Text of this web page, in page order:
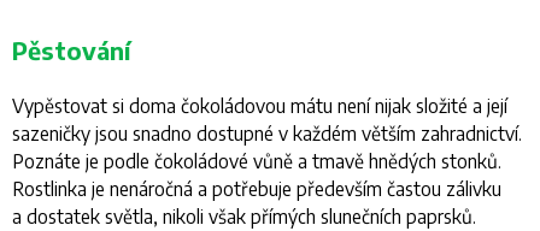
Pěstování
Vypěstovat si doma čokoládovou mátu není nijak složité a její
sazeničky jsou snadno dostupné v každém větším zahradnictví.
Poznáte je podle čokoládové vůně a tmavě hnědých stonků.
Rostlinka je nenáročná a potřebuje především častou zálivku
a dostatek světla, nikoli však přímých slunečních paprsků.